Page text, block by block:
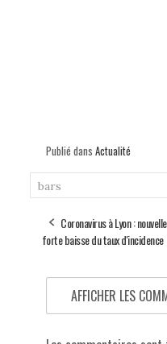
Publié dans Actualité
bars
Coronavirus à Lyon : nouvelle
forte baisse du taux d'incidence
AFFICHER LES